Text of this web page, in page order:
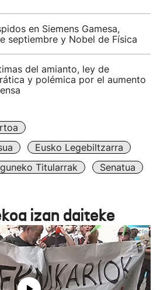
en Siemens Gamesa,
septiembre y Nobel de Física
del amianto, ley de
y polémica por el aumento
Eusko Legebiltzarra
Titularrak Senatua
izan daiteke